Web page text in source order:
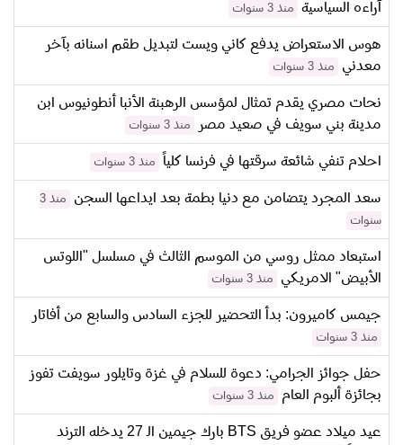
آراءه السياسية منذ 3 سنوات
هوس الاستعراض يدفع كاني ويست لتبديل طقم اسنانه بآخر
معدني
منذ 3 سنوات
نحات مصري يقدم تمثال لمؤسس الرهبنة الأنبا أنطونيوس ابن
مدينة بني سويف في صعيد مصر
منذ 3 سنوات
احلام تنفي شائعة سرقتها في فرنسا كلياً منذ 3 سنوات
سعد المجرد يتضامن مع دنيا بطمة بعد ايداعها السجن
منذ 3
سنوات
استبعاد ممثل روسي من الموسم الثالث في مسلسل "اللوتس
الأبيض" الامريكي
منذ 3 سنوات
جيمس كاميرون: بدأ التحضير للجزء السادس والسابع من أفاتار
منذ 3 سنوات
حفل جوائز الجرامي: دعوة للسلام في غزة وتايلور سويفت تفوز
بجائزة ألبوم العام
منذ 3 سنوات
عيد ميلاد عضو فريق BTS بارك جيمين الـ 27 يدخله الترند